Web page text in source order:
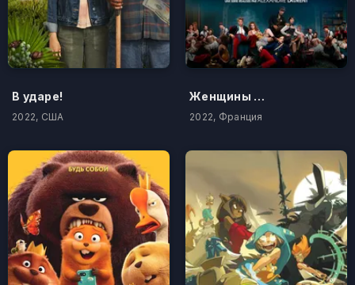
В ударе!
2022, США
Женщины войны
2022, Франция